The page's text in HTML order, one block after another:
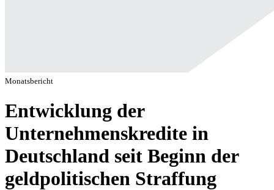
Monatsbericht
Entwicklung der
Unternehmenskredite in
Deutschland seit Beginn der
geldpolitischen Straffung